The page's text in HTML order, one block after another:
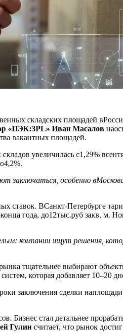
складских площадей
«ПЭК:3PL» Иван Масалов
вакантных площадей.
увеличилась с1,29%
заключаться, особенно
ставок. ВСанкт-Петербурге
года, до12тыс.руб закв. м.
компании ищут решения,
тщательнее выбирают
которая добавляет 10–20
заключения сделки
стал детальнее
Гулин считает, что рынок